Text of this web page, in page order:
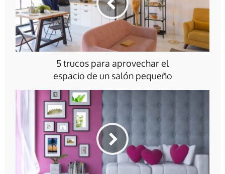
5 trucos para aprovechar el
espacio de un salón pequeño